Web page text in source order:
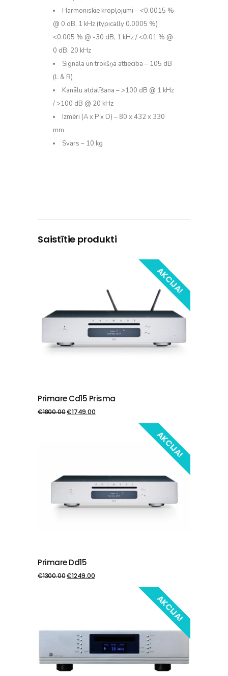
Harmoniskie kropļojumi – <0.0015 %
@ 0 dB, 1 kHz (typically 0.0005 %)
<0.005 % @ -30 dB, 1 kHz / <0.01 % @
0 dB, 20 kHz
Signāla un trokšņa attiecība – 105 dB
(L & R)
Kanālu atdalīšana – >100 dB @ 1 kHz
/ >100 dB @ 20 kHz
Izmēri (A x P x D) – 80 x 432 x 330
mm
Svars – 10 kg
Saistītie produkti
AKCIJA!
PIEVIENOT GROZAM
Primare Cd15 Prisma
€1800.00€1749.00
AKCIJA!
PIEVIENOT GROZAM
Primare Dd15
€1300.00€1249.00
AKCIJA!